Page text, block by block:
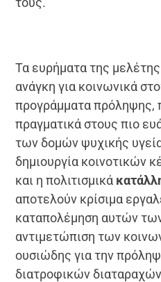
Τα ευρήματα της
ανάγκη για κοινωνικά
προγράμματα πρόληψης,
πραγματικά στους πιο
των δομών ψυχικής
δημιουργία κοινοτικών
και η πολιτισμικά
αποτελούν κρίσιμα
καταπολέμηση αυτών
αντιμετώπιση των
ουσιώδης για την
διατροφικών